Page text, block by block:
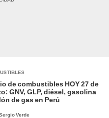
de combustibles HOY 27 de
GNV, GLP, diésel, gasolina
de gas en Perú
Verde